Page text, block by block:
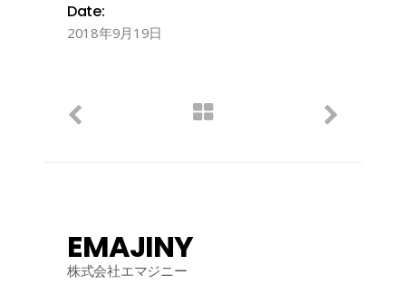
Date:
2018年9月19日
EMAJINY
株式会社エマジニー